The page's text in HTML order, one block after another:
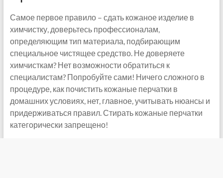
Самое первое правило – сдать кожаное изделие в
химчистку, доверьтесь профессионалам,
определяющим тип материала, подбирающим
специальное чистящее средство. Не доверяете
химчисткам? Нет возможности обратиться к
специалистам? Попробуйте сами! Ничего сложного в
процедуре, как почистить кожаные перчатки в
домашних условиях, нет, главное, учитывать нюансы и
придерживаться правил. Стирать кожаные перчатки
категорически запрещено!